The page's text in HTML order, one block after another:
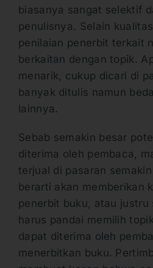
biasanya sangat selektif
penulisnya. Selain
penilaian penerbit terkait
berkaitan dengan topik.
menarik, cukup dicari di
banyak ditulis namun
lainnya.
Sebab semakin besar
diterima oleh pembaca,
terjual di pasaran
berarti akan memberikan
penerbit buku, atau justru
harus pandai memilih
dapat diterima oleh
menerbitkan buku.